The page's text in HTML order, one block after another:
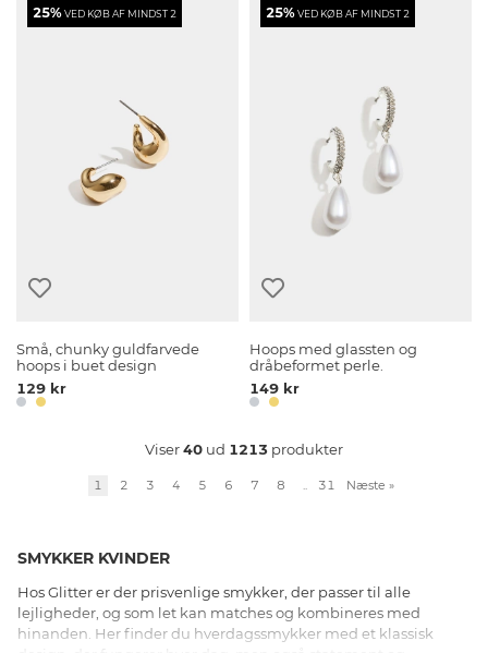
25%VED KØB AF MINDST 2
Små, chunky guldfarvede
hoops i buet design
129 kr
25%VED KØB AF MINDST 2
Hoops med glassten og
dråbeformet perle.
149 kr
Viser40 ud 1213 produkter
1 2 3 4 5 6 7 8 .. 31 Næste »
SMYKKER KVINDER
Hos Glitter er der prisvenlige smykker, der passer til alle
lejligheder, og som let kan matches og kombineres med
hinanden. Her finder du hverdagssmykker med et klassisk